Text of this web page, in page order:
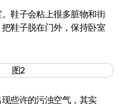
鞋子会粘上很多脏物和街
鞋子脱在门外，保持卧室
些许的污浊空气，其实